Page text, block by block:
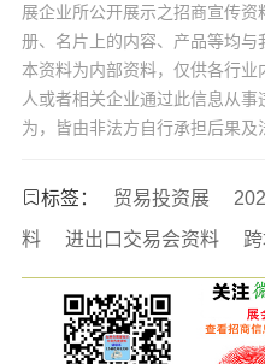
展企业所公开展示之招商宣传
册、名片上的内容、产品等均与
本资料为内部资料，仅供各行
人或者相关企业通过此信息从
为，皆由非法方自行承担后果及
标签： 贸易投资展
料
进出口交易会资料